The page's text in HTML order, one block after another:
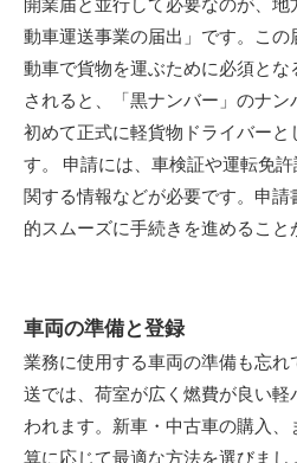
開業届と並行して必要なのが、
動車運送事業の届出」です。こ
動車で貨物を運ぶために必須と
されると、「黒ナンバー」のナン
初めて正式に軽貨物ドライバー
す。 申請には、車検証や運転免
関する情報などが必要です。申
的スムーズに手続きを進めること
車両の準備と登録
業務に使用する車両の準備も忘
送では、荷室が広く燃費が良い
われます。新車・中古車の購入